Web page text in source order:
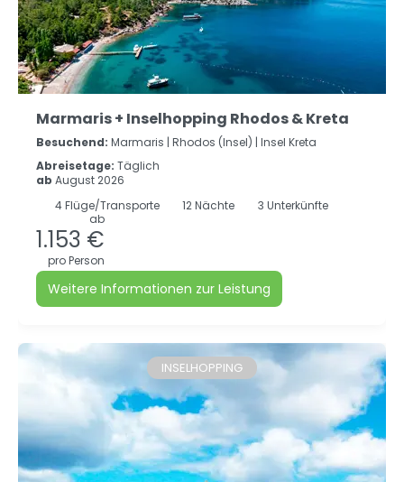
Marmaris + Inselhopping Rhodos & Kreta
Besuchend: Marmaris | Rhodos (Insel) | Insel Kreta
Abreisetage: Täglich
ab August 2026
4Flüge/Transporte 12Nächte
3 Unterkünfte
ab
1.153 €
pro Person
Weitere Informationen zur Leistung
INSELHOPPING